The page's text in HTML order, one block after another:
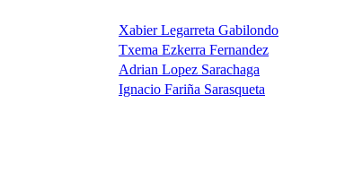
Xabier Legarreta Gabilondo
Txema Ezkerra Fernandez
Adrian Lopez Sarachaga
Ignacio Fariña Sarasqueta